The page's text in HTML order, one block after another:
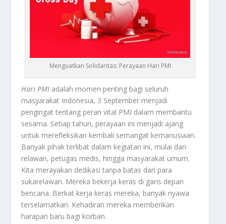
Menguatkan Solidaritas: Perayaan Hari PMI
Hari PMI adalah momen penting bagi seluruh
masyarakat Indonesia, 3 September menjadi
pengingat tentang peran vital PMI dalam membantu
sesama. Setiap tahun, perayaan ini menjadi ajang
untuk merefleksikan kembali semangat kemanusiaan.
Banyak pihak terlibat dalam kegiatan ini, mulai dari
relawan, petugas medis, hingga masyarakat umum.
Kita merayakan dedikasi tanpa batas dari para
sukarelawan. Mereka bekerja keras di garis depan
bencana. Berkat kerja keras mereka, banyak nyawa
terselamatkan. Kehadiran mereka memberikan
harapan baru bagi korban.